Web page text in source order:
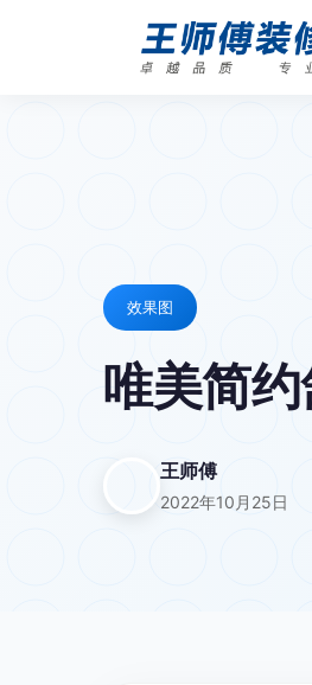
效果图
唯美简
王师傅
2022年10月25日